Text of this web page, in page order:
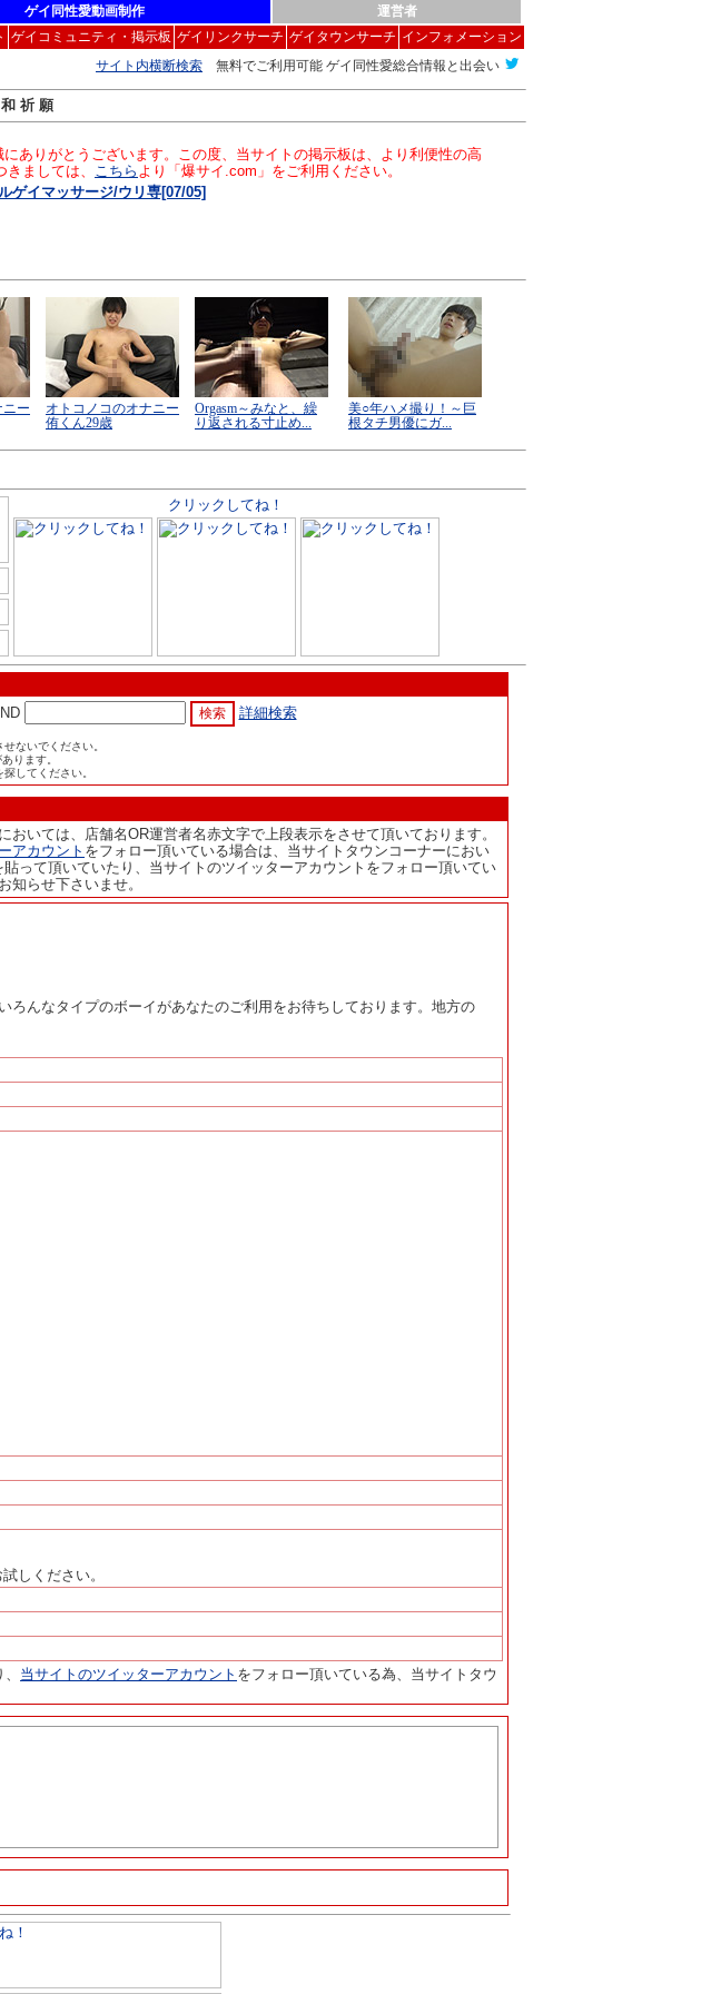
ゲイ同性愛動画制作
運営者
ゲイコミュニティ・掲示板 ゲイリンクサーチ ゲイタウンサーチ インフォメーション
サイト内横断検索 無料でご利用可能 ゲイ同性愛総合情報と出会い
祈 願
ありがとうございます。この度、当サイトの掲示板は、より利便性の高
ましては、 こちら より「爆サイ.com」をご利用ください。
ゲイマッサージ/ウリ専[07/05]
詳細検索
ないでください。
ります。
してください。
いては、店舗名OR運営者名赤文字で上段表示をさせて頂いております。
アカウント をフォロー頂いている場合は、当サイトタウンコーナーにおい
って頂いていたり、当サイトのツイッターアカウントをフォロー頂いてい
知らせ下さいませ。
んなタイプのボーイがあなたのご利用をお待ちしております。地方の
しください。
当サイトのツイッターアカウント をフォロー頂いている為、当サイトタウ